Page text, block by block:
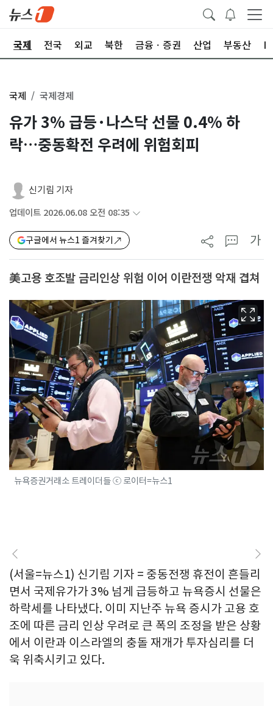
국제 전국 외교 북한 금융ㆍ증권 산업 부동산
국제 국제경제
유가 3% 급등·나스닥 선물 0.4% 하
락…중동확전 우려에 위험회피
신기림 기자
업데이트 2026.06.08 오전 08:35
구글에서 뉴스1 즐겨찾기 가
美고용 호조발 금리인상 위험 이어 이란전쟁 악재 겹쳐
뉴욕증권거래소 트레이더들 ⓒ 로이터=뉴스1
(서울=뉴스1) 신기림 기자 = 중동전쟁 휴전이 흔들리
면서 국제유가가 3% 넘게 급등하고 뉴욕증시 선물은
하락세를 나타냈다. 이미 지난주 뉴욕 증시가 고용 호
조에 따른 금리 인상 우려로 큰 폭의 조정을 받은 상황
에서 이란과 이스라엘의 충돌 재개가 투자심리를 더
욱 위축시키고 있다.